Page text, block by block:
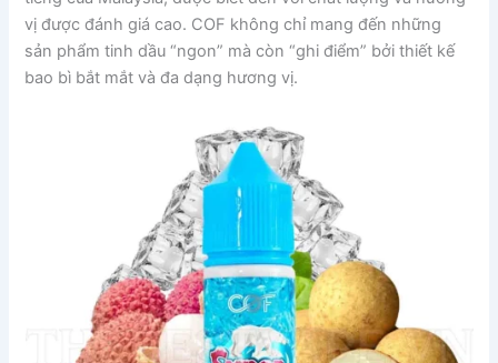
vị được đánh giá cao. COF không chỉ mang đến những
sản phẩm tinh dầu “ngon” mà còn “ghi điểm” bởi thiết kế
bao bì bắt mắt và đa dạng hương vị.